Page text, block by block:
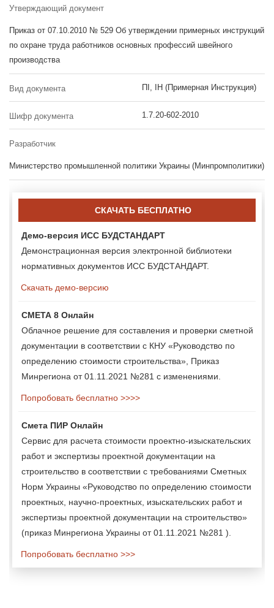
Утверждающий документ
Приказ от 07.10.2010 № 529 Об утверждении примерных инструкций
по охране труда работников основных профессий швейного
производства
Вид документа ПІ, ІН (Примерная Инструкция)
Шифр документа 1.7.20-602-2010
Разработчик
Министерство промышленной политики Украины (Минпромполитики)
СКАЧАТЬ БЕСПЛАТНО
Демо-версия ИСС БУДСТАНДАРТ
Демонстрационная версия электронной библиотеки
нормативных документов ИСС БУДСТАНДАРТ.
Скачать демо-версию
СМЕТА 8 Онлайн
Облачное решение для составления и проверки сметной
документации в соответствии с КНУ «Руководство по
определению стоимости строительства», Приказ
Минрегиона от 01.11.2021 №281 с изменениями.
Попробовать бесплатно >>>>
Смета ПИР Онлайн
Сервис для расчета стоимости проектно-изыскательских
работ и экспертизы проектной документации на
строительство в соответствии с требованиями Сметных
Норм Украины «Руководство по определению стоимости
проектных, научно-проектных, изыскательских работ и
экспертизы проектной документации на строительство»
(приказ Минрегиона Украины от 01.11.2021 №281 ).
Попробовать бесплатно >>>